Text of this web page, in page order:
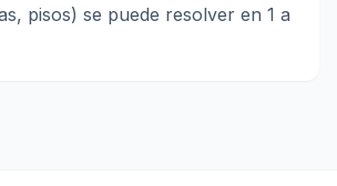
pisos) se puede resolver en 1 a